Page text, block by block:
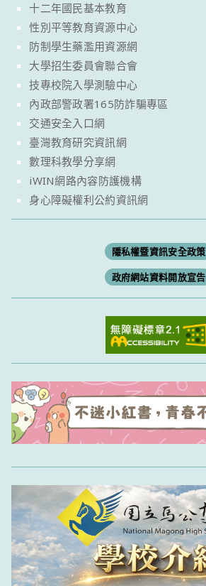
十二年國民基本教育
性別平等教育資源中心
防制學生藥濫用資源網
大學招生委員會聯合會
技專校院入學測驗中心
內政部警政署165防詐騙專區
交通安全入口網
臺灣教育研究資訊網
數理科教學分享網
iWIN網路內容防護機構
身心障礙權利公約資訊網
隱私權暨資訊安全政策
政府網站資料開放宣告